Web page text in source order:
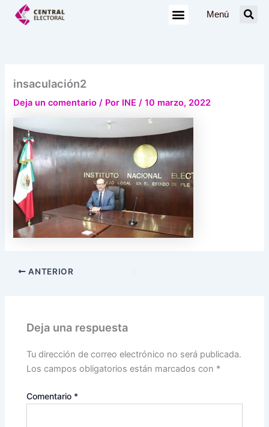
Menú
insaculación2
Deja un comentario / Por INE/10 marzo, 2022
ANTERIOR
Deja una respuesta
Tu dirección de correo electrónico no será publicada.
Los campos obligatorios están marcados con *
Comentario *